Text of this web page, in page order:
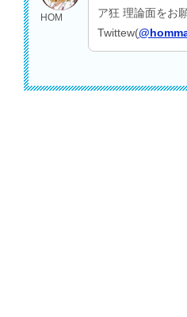
HOM
ア狂 理論面をお
Twittew(